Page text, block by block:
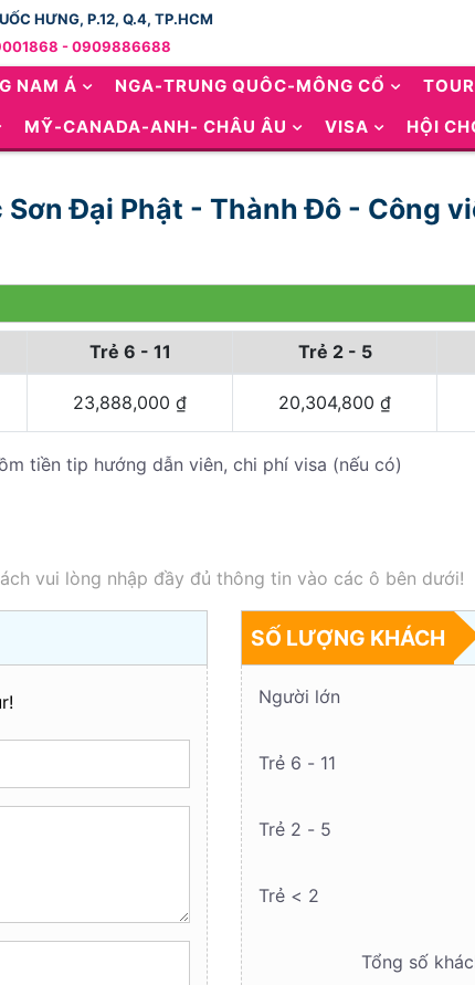
HƯNG, P.12, Q.4, TP.HCM
- 0909886688
NAM Á NGA-TRUNG QUÔC-MÔNG CỔ
MỸ-CANADA-ANH- CHÂU ÂU VISA HỘI
Đại Phật - Thành Đô - Công
Trẻ 6 - 11 Trẻ 2 - 5
23,888,000 ₫ 20,304,800 ₫
tiền tip hướng dẫn viên, chi phí visa (nếu có)
vui lòng nhập đầy đủ thông tin vào các ô bên dưới!
SỐ LƯỢNG KHÁCH
Người lớn
Trẻ 6 - 11
Trẻ 2 - 5
Trẻ < 2
Tổng số